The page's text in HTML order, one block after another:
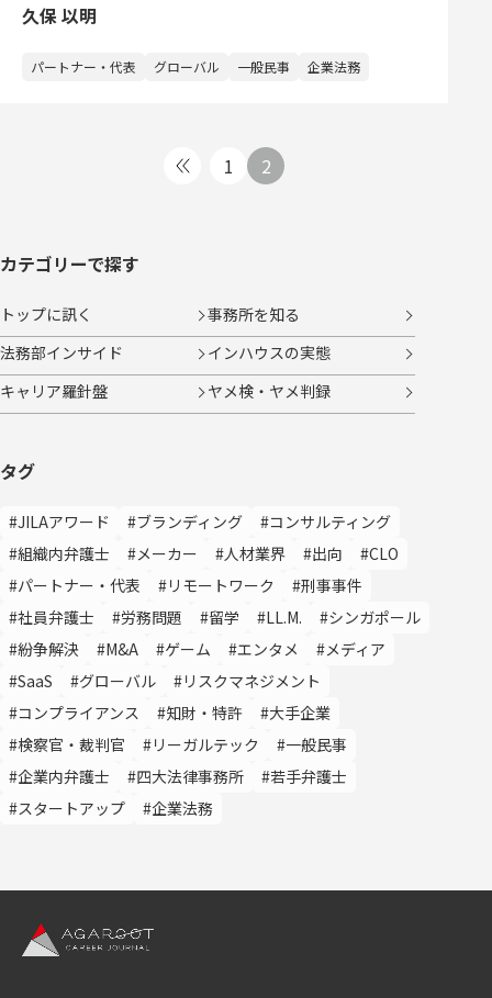
久保 以明
パートナー・代表 グローバル 一般民事 企業法務
ショ
ン
1 2
カテゴリーで探す
トップに訊く
事務所を知る
法務部インサイド
インハウスの実態
キャリア羅針盤
ヤメ検・ヤメ判録
タグ
#JILAアワード #ブランディング
#コンサルティング
#組織内弁護士
#メーカー #人材業界 #出向
#CLO
#パートナー・代表
#リモートワーク
#刑事事件
#社員弁護士
#労務問題 #留学 #LL.M.
#シンガポール
#紛争解決
#M&A #ゲーム #エンタメ
#メディア
#SaaS
#グローバル
#リスクマネジメント
#コンプライアンス
#知財・特許
#大手企業
#検察官・裁判官
#リーガルテック
#一般民事
#企業内弁護士
#四大法律事務所
#若手弁護士
#スタートアップ
#企業法務